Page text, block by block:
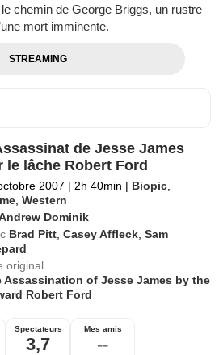
chemin de George Briggs, un rustre
mort imminente.
STREAMING
de Jesse James
le lâche Robert Ford
2007 | 2h 40min | Biopic
,Western
Dominik
Brad Pitt ,Casey Affleck ,Sam
original
Assassination of Jesse James by the
Robert Ford
Spectateurs
3,7
Mes amis
--